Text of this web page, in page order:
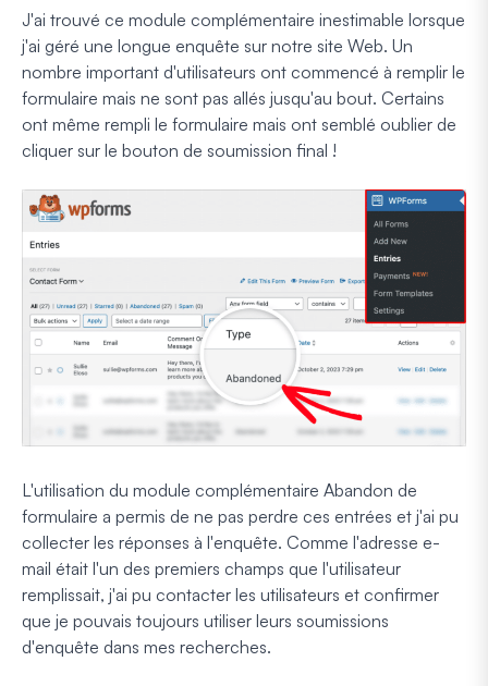
J'ai trouvé ce module complémentaire inestimable lorsque
j'ai géré une longue enquête sur notre site Web. Un
nombre important d'utilisateurs ont commencé à remplir le
formulaire mais ne sont pas allés jusqu'au bout. Certains
ont même rempli le formulaire mais ont semblé oublier de
cliquer sur le bouton de soumission final !
L'utilisation du module complémentaire Abandon de
formulaire a permis de ne pas perdre ces entrées et j'ai pu
collecter les réponses à l'enquête. Comme l'adresse e-
mail était l'un des premiers champs que l'utilisateur
remplissait, j'ai pu contacter les utilisateurs et confirmer
que je pouvais toujours utiliser leurs soumissions
d'enquête dans mes recherches.